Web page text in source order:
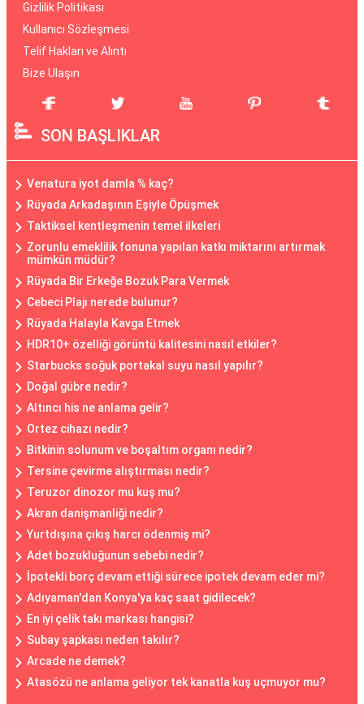
Gizlilik Politikası
Kullanıcı Sözleşmesi
Telif Hakları ve Alıntı
Bize Ulaşın
SON BAŞLIKLAR
Venatura iyot damla % kaç?
Rüyada Arkadaşının Eşiyle Öpüşmek
Taktiksel kentleşmenin temel ilkeleri
Zorunlu emeklilik fonuna yapılan katkı miktarını artırmak
mümkün müdür?
Rüyada Bir Erkeğe Bozuk Para Vermek
Cebeci Plajı nerede bulunur?
Rüyada Halayla Kavga Etmek
HDR10+ özelliği görüntü kalitesini nasıl etkiler?
Starbucks soğuk portakal suyu nasıl yapılır?
Doğal gübre nedir?
Altıncı his ne anlama gelir?
Ortez cihazı nedir?
Bitkinin solunum ve boşaltım organı nedir?
Tersine çevirme alıştırması nedir?
Teruzor dinozor mu kuş mu?
Akran danişmanliği nedir?
Yurtdışına çıkış harcı ödenmiş mi?
Adet bozukluğunun sebebi nedir?
İpotekli borç devam ettiği sürece ipotek devam eder mi?
Adıyaman'dan Konya'ya kaç saat gidilecek?
En iyi çelik takı markası hangisi?
Subay şapkası neden takılır?
Arcade ne demek?
Atasözü ne anlama geliyor tek kanatla kuş uçmuyor mu?